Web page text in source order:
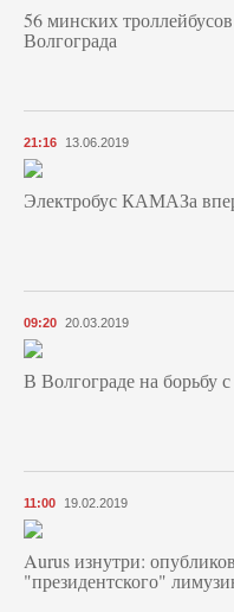
56 минских
Волгограда
21:16 13.06.2019
Электробус КАМАЗа
09:20 20.03.2019
В Волгограде на борьбу
11:00 19.02.2019
Aurus изнутри:
"президентского"